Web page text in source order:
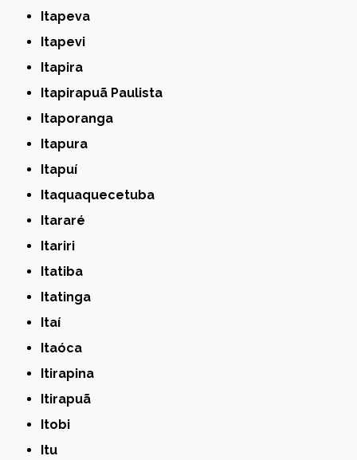
Itapeva
Itapevi
Itapira
Itapirapuã Paulista
Itaporanga
Itapura
Itapuí
Itaquaquecetuba
Itararé
Itariri
Itatiba
Itatinga
Itaí
Itaóca
Itirapina
Itirapuã
Itobi
Itu